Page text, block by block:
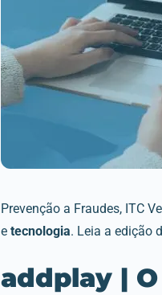
Prevenção a Fraudes, ITC
e tecnologia. Leia a edição
addplay |